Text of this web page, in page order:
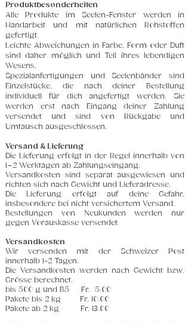
Produktbesonderheiten
Alle Produkte im Seelen-Fenster werden in
Handarbeit und mit natürlichen Rohstoffen
gefertigt.
Leichte Abweichungen in Farbe, Form oder Duft
sind daher möglich und Teil ihres lebendigen
Wesens.
Spezialanfertigungen und Seelenbänder sind
Einzelstücke, die nach deiner Bestellung
individuell für dich angefertigt werden. Sie
werden erst nach Eingang deiner Zahlung
versendet und sind von Rückgabe und
Umtausch ausgeschlossen.
Versand & Lieferung
Die Lieferung erfolgt in der Regel innerhalb von
1–2 Werktagen ab Zahlungseingang.
Versandkosten sind separat ausgewiesen und
richten sich nach Gewicht und Lieferadresse.
Die Lieferung erfolgt auf deine Gefahr,
insbesondere bei nicht versichertem Versand.
Bestellungen von Neukunden werden nur
gegen Vorauskasse versendet.
Versandkosten
Wir versenden mit der Schweizer Post
innerhalb 1-2 Tagen.
Die Versandkosten werden nach Gewicht bzw.
Grösse berechnet.
bis 500 g und B5 Fr. 5.00
Pakete bis 2 kg Fr. 10.00
Pakete ab 2 kg Fr. 13.00